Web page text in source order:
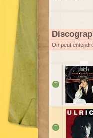
On peut